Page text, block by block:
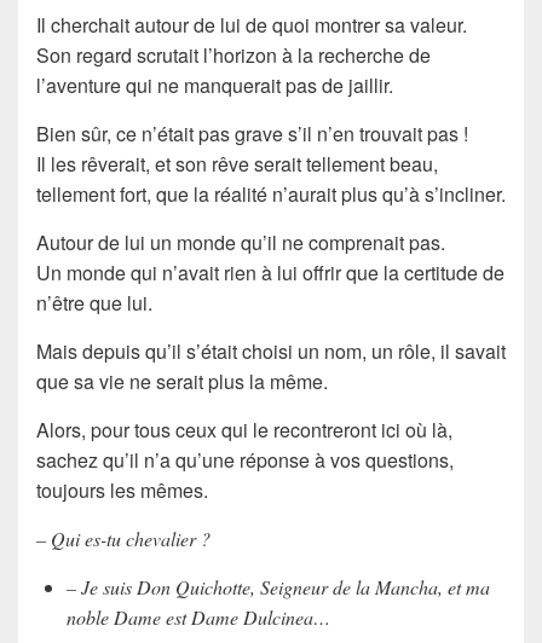
Il cherchait autour de lui de quoi montrer sa valeur.
Son regard scrutait l’horizon à la recherche de
l’aventure qui ne manquerait pas de jaillir.
Bien sûr, ce n’était pas grave s’il n’en trouvait pas !
Il les rêverait, et son rêve serait tellement beau,
tellement fort, que la réalité n’aurait plus qu’à s’incliner.
Autour de lui un monde qu’il ne comprenait pas.
Un monde qui n’avait rien à lui offrir que la certitude de
n’être que lui.
Mais depuis qu’il s’était choisi un nom, un rôle, il savait
que sa vie ne serait plus la même.
Alors, pour tous ceux qui le recontreront ici où là,
sachez qu’il n’a qu’une réponse à vos questions,
toujours les mêmes.
– Qui es-tu chevalier ?
– Je suis Don Quichotte, Seigneur de la Mancha, et ma
noble Dame est Dame Dulcinea…